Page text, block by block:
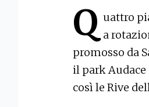
Q uattro
a
promosso da
il park Audace
così le Rive